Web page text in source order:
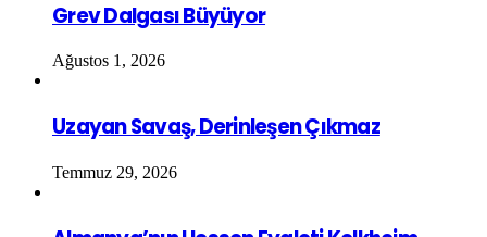
Grev Dalgası Büyüyor
Ağustos 1, 2026
Uzayan Savaş, Derinleşen Çıkmaz
Temmuz 29, 2026